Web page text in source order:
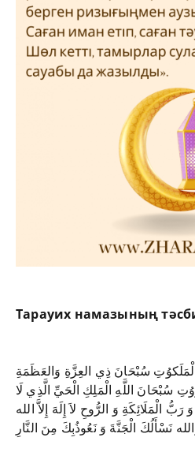
Тарауих намазының
سُبْحَانَ ذِي العِزَّةِ وَالعَظَمَةِ
سُبْحَانَ اللَّهِ الْمَلِكِ الْحَيِّ الَّذِي لَا
الْمَلَائِكَةِ وَ الرُّوحِ لاَ إِلَهَ إِلاَّ الله
نَسْأَلُكَ الْجَنَّةَ وَ نَعُوذُبِكَ مِنَ النَّارِ